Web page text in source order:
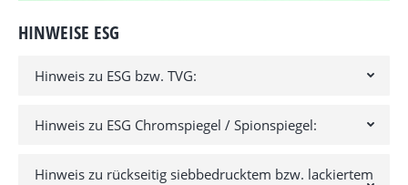
HINWEISE ESG
Hinweis zu ESG bzw. TVG:
Hinweis zu ESG Chromspiegel / Spionspiegel:
Hinweis zu rückseitig siebbedrucktem bzw. lackiertem